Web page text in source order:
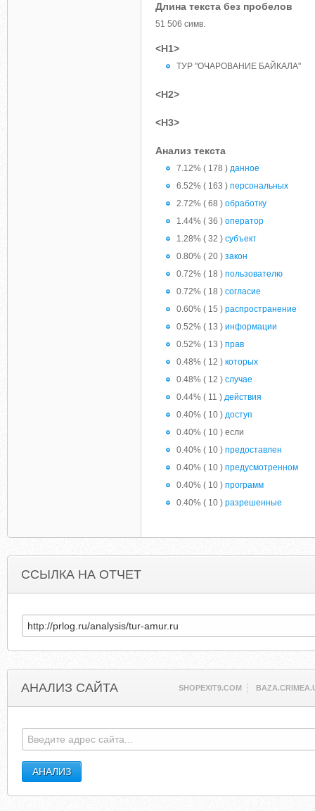
Длина текста без пробелов
51 506 симв.
<H1>
ТУР "ОЧАРОВАНИЕ БАЙКАЛА"
<H2>
<H3>
Анализ текста
7.12% ( 178 ) данное
6.52% ( 163 ) персональных
2.72% ( 68 ) обработку
1.44% ( 36 ) оператор
1.28% ( 32 ) субъект
0.80% ( 20 ) закон
0.72% ( 18 ) пользователю
0.72% ( 18 ) согласие
0.60% ( 15 ) распространение
0.52% ( 13 ) информации
0.52% ( 13 ) прав
0.48% ( 12 ) которых
0.48% ( 12 ) случае
0.44% ( 11 ) действия
0.40% ( 10 ) доступ
0.40% ( 10 ) если
0.40% ( 10 ) предоставлен
0.40% ( 10 ) предусмотренном
0.40% ( 10 ) программ
0.40% ( 10 ) разрешенные
ССЫЛКА НА ОТЧЕТ
АНАЛИЗ САЙТА SHOPEXIT9.COM